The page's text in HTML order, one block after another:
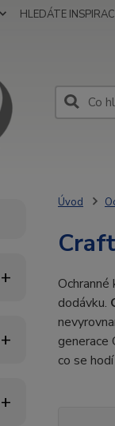
HLEDÁTE
Úvod
dodávku.
co se